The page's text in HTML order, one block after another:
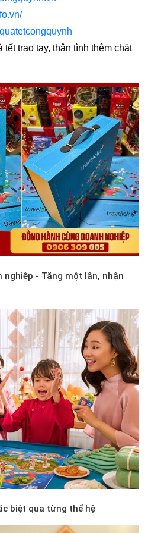
tết trao tay, thân tình thêm chặt
nghiệp - Tặng một lần, nhận
biệt qua từng thế hệ